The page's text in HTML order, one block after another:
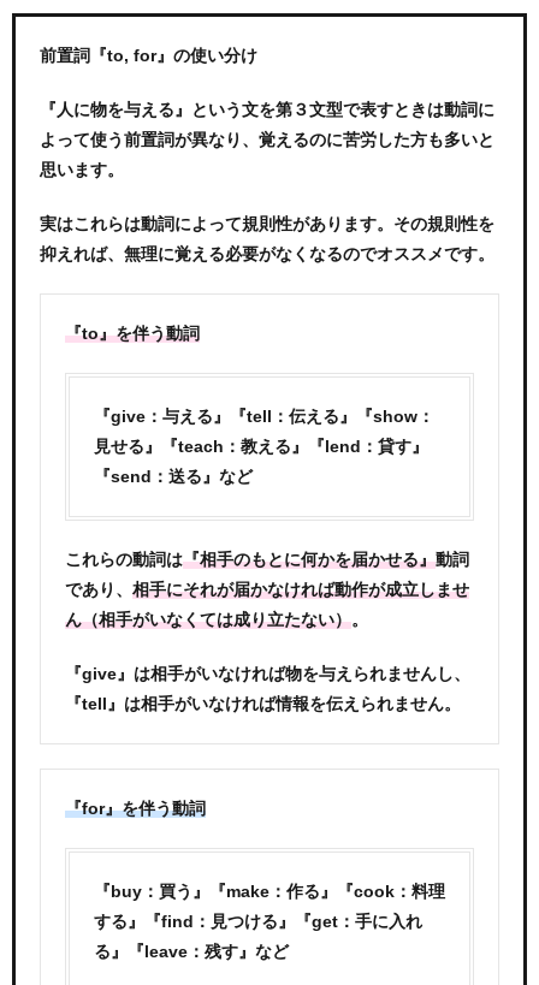
前置詞『to, for』の使い分け
『人に物を与える』という文を第３文型で表すときは動詞に
よって使う前置詞が異なり、覚えるのに苦労した方も多いと
思います。
実はこれらは動詞によって規則性があります。その規則性を
抑えれば、無理に覚える必要がなくなるのでオススメです。
『to』を伴う動詞
『give：与える』『tell：伝える』『show：
見せる』『teach：教える』『lend：貸す』
『send：送る』など
これらの動詞は『相手のもとに何かを届かせる』動詞
であり、 相手にそれが届かなければ動作が成立しませ
ん（相手がいなくては成り立たない）。
『give』は相手がいなければ物を与えられませんし、
『tell』は相手がいなければ情報を伝えられません。
『for』を伴う動詞
『buy：買う』『make：作る』『cook：料理
する』『find：見つける』『get：手に入れ
る』『leave：残す』など